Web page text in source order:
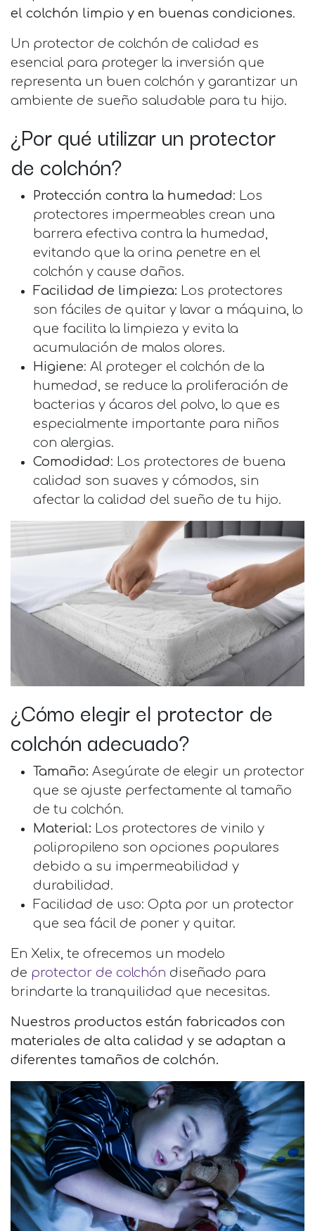
el colchón limpio y en buenas condiciones.
Un protector de colchón de calidad es
esencial para proteger la inversión que
representa un buen colchón y garantizar un
ambiente de sueño saludable para tu hijo.
¿Por qué utilizar un protector
de colchón?
Protección contra la humedad: Los
protectores impermeables crean una
barrera efectiva contra la humedad,
evitando que la orina penetre en el
colchón y cause daños.
Facilidad de limpieza: Los protectores
son fáciles de quitar y lavar a máquina, lo
que facilita la limpieza y evita la
acumulación de malos olores.
Higiene: Al proteger el colchón de la
humedad, se reduce la proliferación de
bacterias y ácaros del polvo, lo que es
especialmente importante para niños
con alergias.
Comodidad: Los protectores de buena
calidad son suaves y cómodos, sin
afectar la calidad del sueño de tu hijo.
¿Cómo elegir el protector de
colchón adecuado?
Tamaño: Asegúrate de elegir un protector
que se ajuste perfectamente al tamaño
de tu colchón.
Material: Los protectores de vinilo y
polipropileno son opciones populares
debido a su impermeabilidad y
durabilidad.
Facilidad de uso: Opta por un protector
que sea fácil de poner y quitar.
En Xelix, te ofrecemos un modelo
de protector de colchón diseñado para
brindarte la tranquilidad que necesitas.
Nuestros productos están fabricados con
materiales de alta calidad y se adaptan a
diferentes tamaños de colchón.